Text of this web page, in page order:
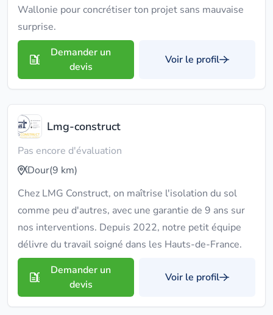
Wallonie pour concrétiser ton projet sans mauvaise
surprise.
Demander un
devis
Voir le profil
Lmg-construct
Pas encore d'évaluation
Dour(9 km)
Chez LMG Construct, on maîtrise l'isolation du sol
comme peu d'autres, avec une garantie de 9 ans sur
nos interventions. Depuis 2022, notre petit équipe
délivre du travail soigné dans les Hauts-de-France.
Demander un
devis
Voir le profil